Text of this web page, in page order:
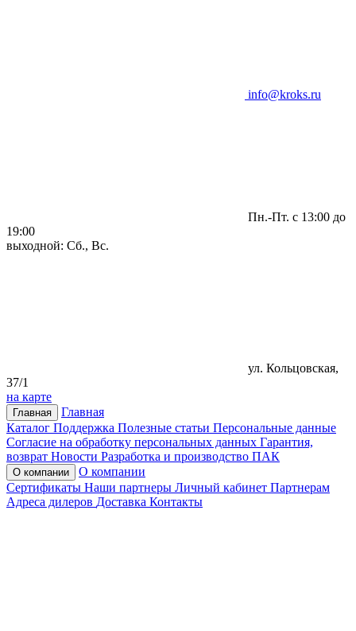
info@kroks.ru
Пн.-Пт. с 13:00 до
19:00
выходной: Сб., Вс.
ул. Кольцовская,
37/1
на карте
Главная
Главная
Каталог Поддержка Полезные статьи Персональные данные
Согласие на обработку персональных данных Гарантия,
возврат Новости Разработка и производство ПАК
О компании
О компании
Сертификаты Наши партнеры Личный кабинет Партнерам
Адреса дилеров Доставка Контакты